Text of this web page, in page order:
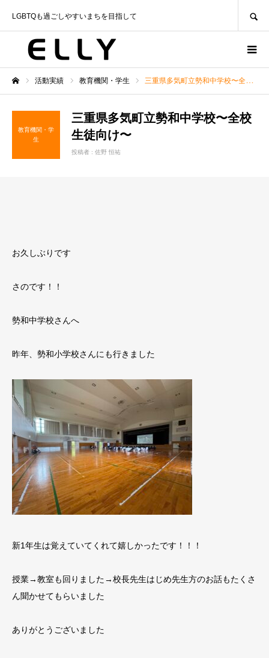
LGBTQも過ごしやすいまちを目指して
活動実績 教育機関・学生 三重県多気町立勢和中学校〜全校生徒向け〜
教育機関・学
生
三重県多気町立勢和中学校〜全校
生徒向け〜
投稿者 : 佐野 恒祐
お久しぶりです
さのです！！
勢和中学校さんへ
昨年、勢和小学校さんにも行きました
新1年生は覚えていてくれて嬉しかったです！！！
授業→教室も回りました→校長先生はじめ先生方のお話もたくさ
ん聞かせてもらいました
ありがとうございました